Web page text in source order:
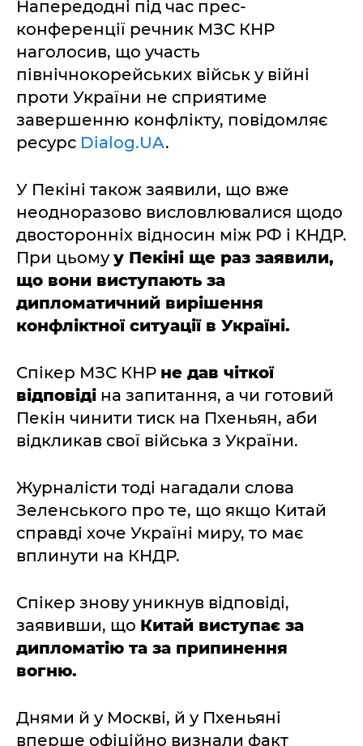
Напередодні під час прес-
конференції речник МЗС КНР
наголосив, що участь
північнокорейських військ у війні
проти України не сприятиме
завершенню конфлікту, повідомляє
ресурс Dialog.UA.
У Пекіні також заявили, що вже
неодноразово висловлювалися щодо
двосторонніх відносин між РФ і КНДР.
При цьомуу Пекіні ще раз заявили,
що вони виступають за
дипломатичний вирішення
конфліктної ситуації в Україні.
Спікер МЗС КНР не дав чіткої
відповіді на запитання, а чи готовий
Пекін чинити тиск на Пхеньян, аби
відкликав свої війська з України.
Журналісти тоді нагадали слова
Зеленського про те, що якщо Китай
справді хоче Україні миру, то має
вплинути на КНДР.
Спікер знову уникнув відповіді,
заявивши, що Китай виступає за
дипломатію та за припинення
вогню.
Днями й у Москві, й у Пхеньяні
вперше офіційно визнали факт